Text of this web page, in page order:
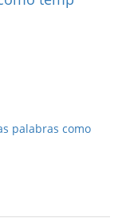
palabras como